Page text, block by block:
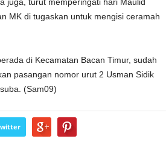
MK di tugaskan untuk mengisi ceramah
di Kecamatan Bacan Timur, sudah
pasangan nomor urut 2 Usman Sidik
(Sam09)